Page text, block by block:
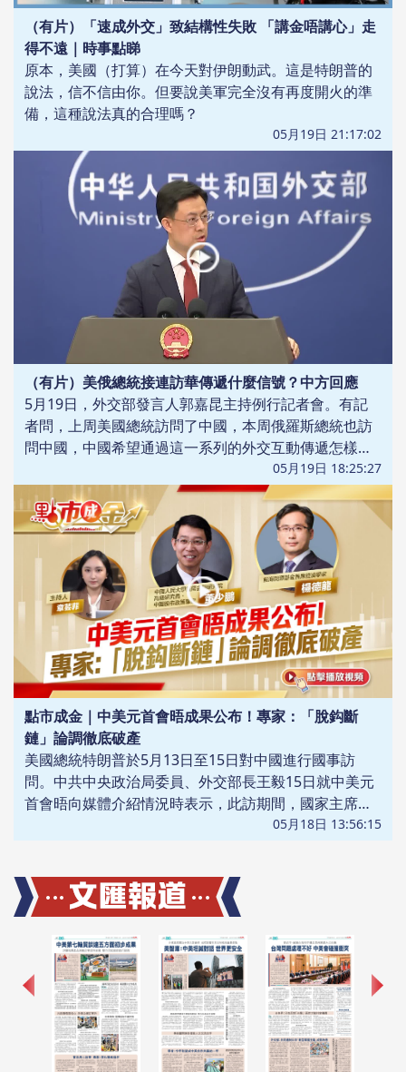
（有片）「速成外交」致結構性失敗 「講金唔講心」走
得不遠｜時事點睇
原本，美國（打算）在今天對伊朗動武。這是特朗普的
說法，信不信由你。但要說美軍完全沒有再度開火的準
備，這種說法真的合理嗎？
05月19日 21:17:02
（有片）美俄總統接連訪華傳遞什麼信號？中方回應
5月19日，外交部發言人郭嘉昆主持例行記者會。有記
者問，上周美國總統訪問了中國，本周俄羅斯總統也訪
問中國，中國希望通過這一系列的外交互動傳遞怎樣的
05月19日 18:25:27
點市成金｜中美元首會晤成果公布！專家：「脫鈎斷
鏈」論調徹底破產
美國總統特朗普於5月13日至15日對中國進行國事訪
問。中共中央政治局委員、外交部長王毅15日就中美元
首會晤向媒體介紹情況時表示，此訪期間，國家主席習
近平同特朗普總統就事關中美關係以及世界和平發展的
共識。
05月18日 13:56:15